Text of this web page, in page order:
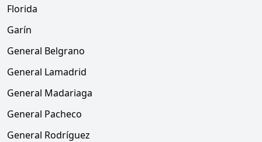
Florida
Garín
General Belgrano
General Lamadrid
General Madariaga
General Pacheco
General Rodríguez